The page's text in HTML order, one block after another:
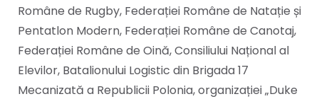
Române de Rugby, Federației Române de Natație și
Pentatlon Modern, Federației Române de Canotaj,
Federației Române de Oină, Consiliului Național al
Elevilor, Batalionului Logistic din Brigada 17
Mecanizată a Republicii Polonia, organizației „Duke